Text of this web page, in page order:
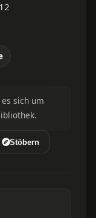
sich um
Stöbern